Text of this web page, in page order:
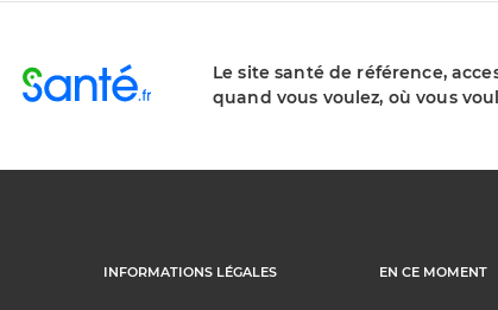
Le site santé de référence,
quand vous voulez, où vous
INFORMATIONS LÉGALES EN CE MOMENT